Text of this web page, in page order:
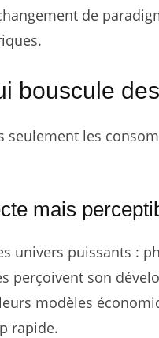
de
bouscule
seulement les
mais
univers puissants :
perçoivent son
modèles
rapide.